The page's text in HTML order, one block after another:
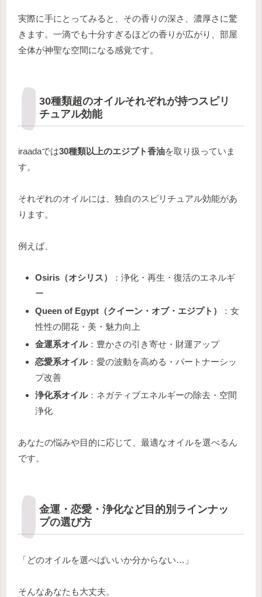
実際に手にとってみると、その香りの深さ、濃厚さに驚
きます。一滴でも十分すぎるほどの香りが広がり、部屋
全体が神聖な空間になる感覚です。
30種類超のオイルそれぞれが持つスピリ
チュアル効能
iraadaでは30種類以上のエジプト香油を取り扱っていま
す。
それぞれのオイルには、独自のスピリチュアル効能があ
ります。
例えば、
Osiris（オシリス）
：浄化・再生・復活のエネルギ
ー
Queen of Egypt（クイーン・オブ・エジプト）
：女
性性の開花・美・魅力向上
金運系オイル：豊かさの引き寄せ・財運アップ
恋愛系オイル：愛の波動を高める・パートナーシッ
プ改善
浄化系オイル：ネガティブエネルギーの除去・空間
浄化
あなたの悩みや目的に応じて、最適なオイルを選べるん
です。
金運・恋愛・浄化など目的別ラインナッ
プの選び方
「どのオイルを選べばいいか分からない…」
そんなあなたも大丈夫。